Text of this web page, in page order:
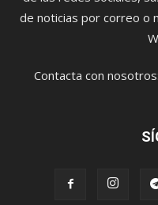
de noticias por correo o
Contacta con nosotros: